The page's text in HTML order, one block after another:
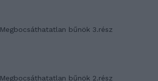
Megbocsáthatatlan bűnök 3.rész
Megbocsáthatatlan bűnök 2.rész